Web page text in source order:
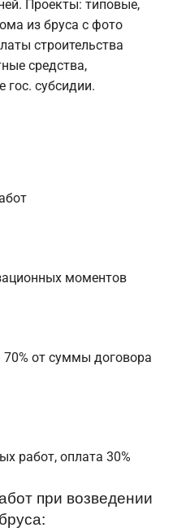
Проекты: типовые,
из бруса с фото
строительства
средства,
гос. субсидии.
моментов
от суммы договора
работ, оплата 30%
при возведении